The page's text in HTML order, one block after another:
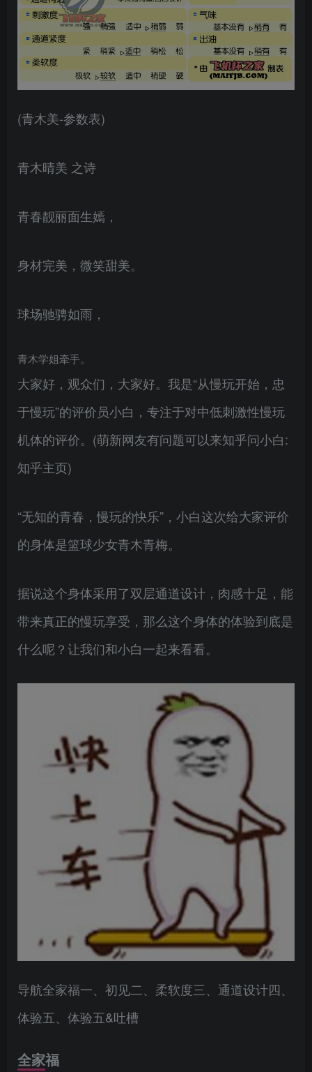
(青木美-参数表)
青木晴美 之诗
青春靓丽面生嫣，
身材完美，微笑甜美。
球场驰骋如雨，
青木学姐牵手。
大家好，观众们，大家好。我是“从慢玩开始，忠
于慢玩”的评价员小白，专注于对中低刺激性慢玩
机体的评价。(萌新网友有问题可以来知乎问小白:
知乎主页)
“无知的青春，慢玩的快乐”，小白这次给大家评价
的身体是篮球少女青木青梅。
据说这个身体采用了双层通道设计，肉感十足，能
带来真正的慢玩享受，那么这个身体的体验到底是
什么呢？让我们和小白一起来看看。
导航全家福一、初见二、柔软度三、通道设计四、
体验五、体验五&吐槽
全家福